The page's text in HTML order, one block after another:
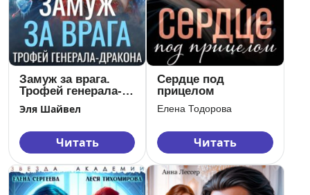
Замуж за врага.
Трофей генерала-
дракона
Эля Шайвел
Читать
Сердце под
прицелом
Елена Тодорова
Читать